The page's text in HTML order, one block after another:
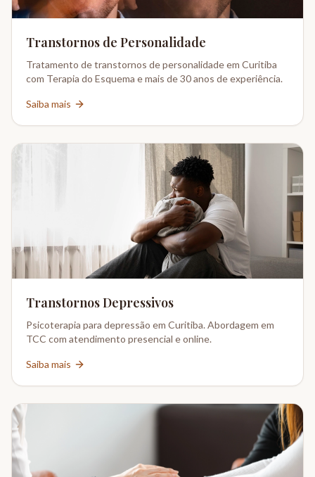
Transtornos de Personalidade
Tratamento de transtornos de personalidade em Curitiba
com Terapia do Esquema e mais de 30 anos de experiência.
Saiba mais
Transtornos Depressivos
Psicoterapia para depressão em Curitiba. Abordagem em
TCC com atendimento presencial e online.
Saiba mais